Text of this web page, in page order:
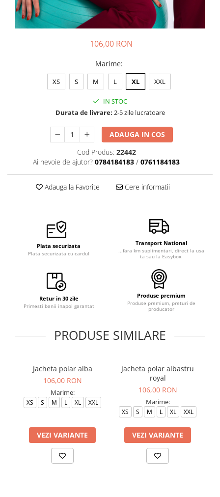
Veste de lucru
Jachete de lucru
Halate medicale polar - unisex
Sorturi restaurante
Tricouri de lucru
Saboti medicali
ACCESORII
Noutati
106,00 RON
Marime:
XS S M L XL XXL
IN STOC
Durata de livrare: 2-5 zile lucratoare
ADAUGA IN COS
Cod Produs: 22442
Ai nevoie de ajutor? 0784184183 / 0761184183
Adauga la Favorite Cere informatii
Plata securizata
Plata securizata cu cardul
Transport National
...fara km suplimentari, direct la usa
ta sau la Easybox.
Retur in 30 zile
Primesti banii inapoi garantat
Produse premium
Produse premium, preturi de
producator
PRODUSE SIMILARE
Jacheta polar alba
106,00 RON
Marime:
XS S M L XL XXL
VEZI VARIANTE
Jacheta polar albastru
royal
106,00 RON
Marime:
XS S M L XL XXL
VEZI VARIANTE